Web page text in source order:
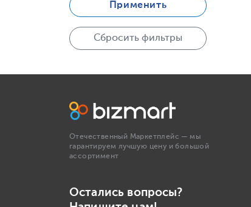
Применить
Сбросить фильтры
Отечественный Маркетплейс — мы
гарантируем лучшую цену и большой
ассортимент
Остались вопросы?